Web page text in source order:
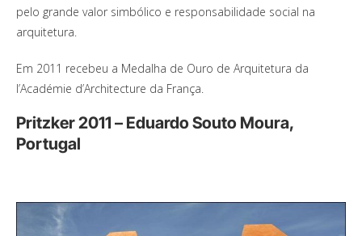
pelo grande valor simbólico e responsabilidade social na
arquitetura.
Em 2011 recebeu a Medalha de Ouro de Arquitetura da
I’Académie d’Architecture da França.
Pritzker 2011 – Eduardo Souto Moura,
Portugal